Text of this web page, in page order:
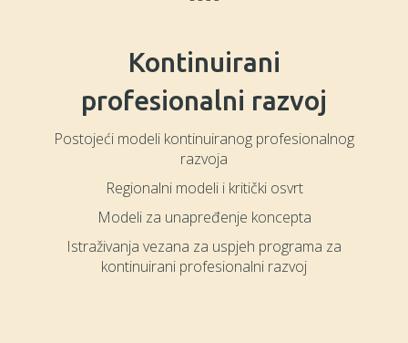
Kontinuirani
profesionalni razvoj
Postojeći modeli kontinuiranog profesionalnog
razvoja
Regionalni modeli i kritički osvrt
Modeli za unapređenje koncepta
Istraživanja vezana za uspjeh programa za
kontinuirani profesionalni razvoj